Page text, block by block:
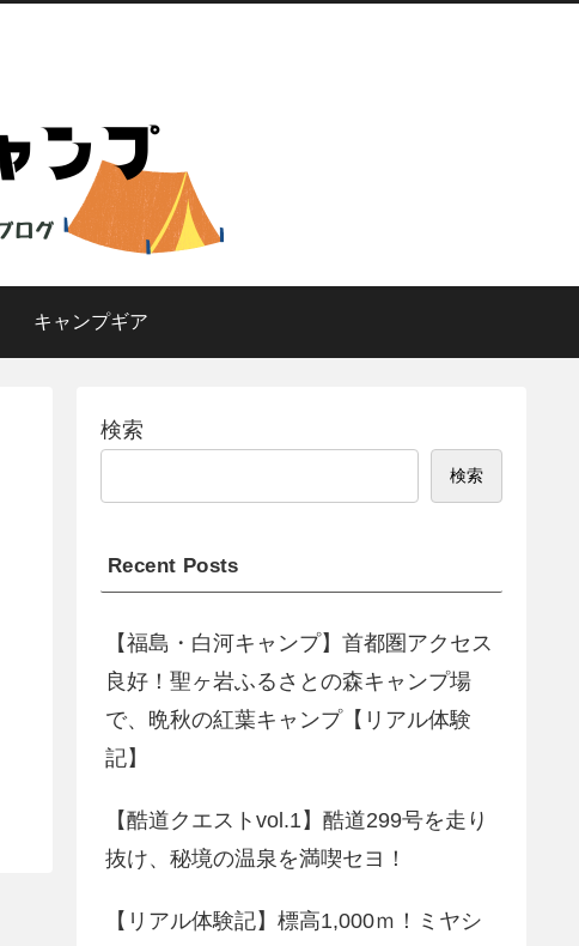
キャンプギア
検索
検索
Recent Posts
【福島・白河キャンプ】首都圏アクセス
良好！聖ヶ岩ふるさとの森キャンプ場
で、晩秋の紅葉キャンプ【リアル体験
記】
【酷道クエストvol.1】酷道299号を走り
抜け、秘境の温泉を満喫セヨ！
【リアル体験記】標高1,000ｍ！ミヤシ